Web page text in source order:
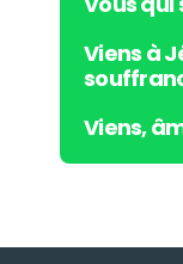
Viens à
Viens,